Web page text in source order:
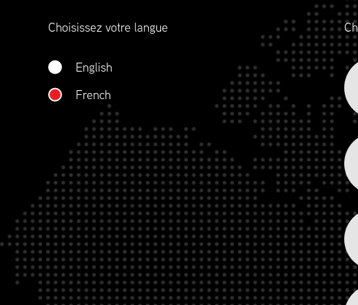
d’approvisionnement, du sourçage, à
la gestion des stocks, le transport, la distribution, les
réapprovisionnement et la gestion de contrats.
QUI NOUS SOMMES
Choisissez votre langue
English
French